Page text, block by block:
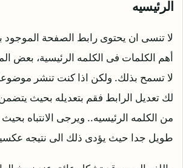
الرئيسيه
لا تنسى ان يحتوى رابط الصفحة الموجود
أهم الكلمات فى الكلمه الرئيسية، بعض
لا تسمح بذلك. ولكن اذا كنت تنشر
لك تعديل الرابط فقم بتعديله بحيث
من الكلمه الرئيسيه.. ويرجى الانتباه
طويل جدا حيث يؤدى ذلك الى نتيجه